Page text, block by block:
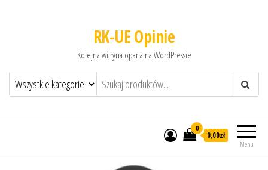
RK-UE Opinie
Kolejna witryna oparta na WordPressie
Menu
0
0,00zł